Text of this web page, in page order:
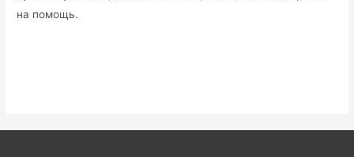
на помощь.